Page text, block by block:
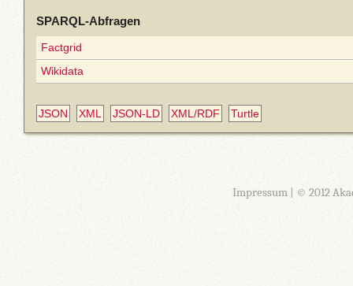
SPARQL-Abfragen
Factgrid
Wikidata
JSON XML JSON-LD XML/RDF Turtle
Impressum| © 2012